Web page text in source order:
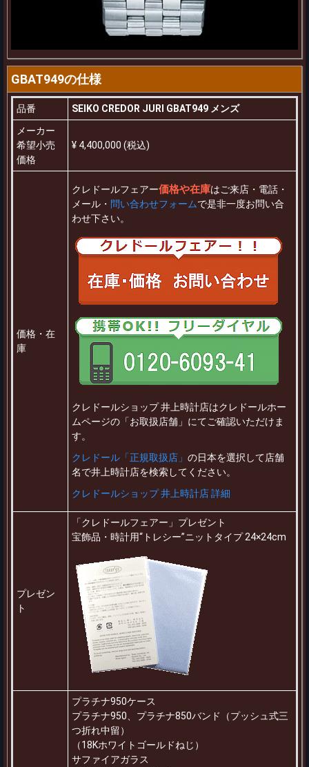
GBAT949の仕様
品番
SEIKO CREDOR JURI GBAT949 メンズ
メーカー
希望小売
価格
¥ 4,400,000 (税込)
価格・在
庫
クレドールフェアー価格や在庫はご来店・電話・
メール・ 問い合わせフォームで是非一度お問い合
わせ下さい。
クレドールショップ 井上時計店はクレドールホー
ムページの「お取扱店舗」にてご確認いただけま
す。
クレドール「正規取扱店」 の日本を選択して店舗
名で井上時計店を検索してください。
クレドールショップ 井上時計店 詳細
プレゼン
ト
「クレドールフェアー」プレゼント
宝飾品・時計用“トレシー”ニットタイプ 24×24cm
プラチナ950ケース
プラチナ950、プラチナ850バンド（プッシュ式三
つ折れ中留）
（18Kホワイトゴールドねじ）
サファイアガラス